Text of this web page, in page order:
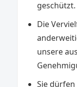
geschützt.
Die
unsere
Sie